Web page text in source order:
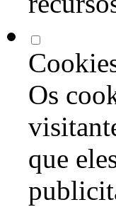
Os
que